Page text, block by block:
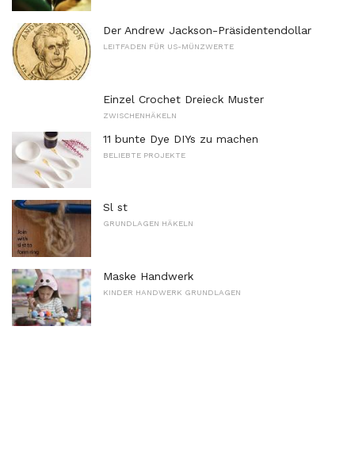
Der Andrew Jackson-Präsidentendollar
LEITFADEN FÜR US-MÜNZWERTE
Einzel Crochet Dreieck Muster
ZWISCHENHÄKELN
11 bunte Dye DIYs zu machen
BELIEBTE PROJEKTE
Sl st
GRUNDLAGEN HÄKELN
Maske Handwerk
KINDER HANDWERK GRUNDLAGEN